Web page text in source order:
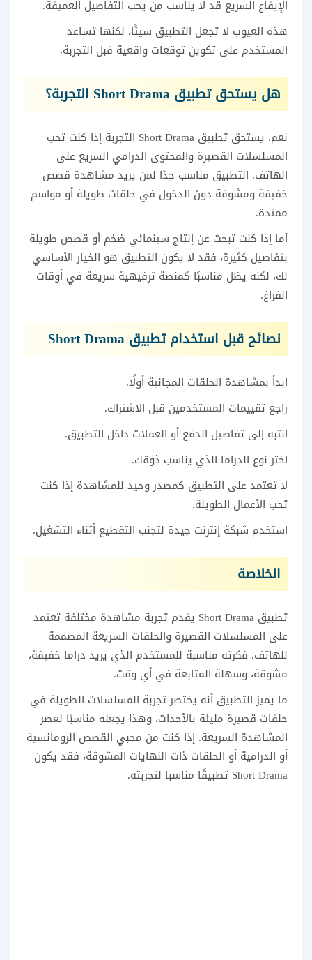
الإيقاع السريع قد لا يناسب من يحب التفاصيل العميقة.
هذه العيوب لا تجعل التطبيق سيئًا، لكنها تساعد
المستخدم على تكوين توقعات واقعية قبل التجربة.
هل يستحق تطبيق Short Drama التجربة؟
نعم، يستحق تطبيق Short Drama التجربة إذا كنت تحب
المسلسلات القصيرة والمحتوى الدرامي السريع على
الهاتف. التطبيق مناسب جدًا لمن يريد مشاهدة قصص
خفيفة ومشوقة دون الدخول في حلقات طويلة أو مواسم
ممتدة.
أما إذا كنت تبحث عن إنتاج سينمائي ضخم أو قصص طويلة
بتفاصيل كثيرة، فقد لا يكون التطبيق هو الخيار الأساسي
لك، لكنه يظل مناسبًا كمنصة ترفيهية سريعة في أوقات
الفراغ.
نصائح قبل استخدام تطبيق Short Drama
ابدأ بمشاهدة الحلقات المجانية أولًا.
راجع تقييمات المستخدمين قبل الاشتراك.
انتبه إلى تفاصيل الدفع أو العملات داخل التطبيق.
اختر نوع الدراما الذي يناسب ذوقك.
لا تعتمد على التطبيق كمصدر وحيد للمشاهدة إذا كنت
تحب الأعمال الطويلة.
استخدم شبكة إنترنت جيدة لتجنب التقطيع أثناء التشغيل.
الخلاصة
تطبيق Short Drama يقدم تجربة مشاهدة مختلفة تعتمد
على المسلسلات القصيرة والحلقات السريعة المصممة
للهاتف. فكرته مناسبة للمستخدم الذي يريد دراما خفيفة،
مشوقة، وسهلة المتابعة في أي وقت.
ما يميز التطبيق أنه يختصر تجربة المسلسلات الطويلة في
حلقات قصيرة مليئة بالأحداث، وهذا يجعله مناسبًا لعصر
المشاهدة السريعة. إذا كنت من محبي القصص الرومانسية
أو الدرامية أو الحلقات ذات النهايات المشوقة، فقد يكون
Short Drama تطبيقًا مناسبا لتجربته.